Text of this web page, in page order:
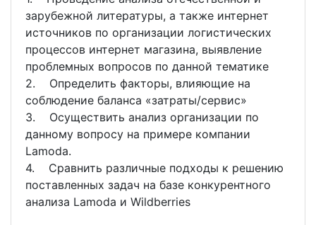
зарубежной литературы, а также интернет
источников по организации логистических
процессов интернет магазина, выявление
проблемных вопросов по данной тематике
2. Определить факторы, влияющие на
соблюдение баланса «затраты/сервис»
3. Осуществить анализ организации по
данному вопросу на примере компании
Lamoda.
4. Сравнить различные подходы к решению
поставленных задач на базе конкурентного
анализа Lamoda и Wildberries